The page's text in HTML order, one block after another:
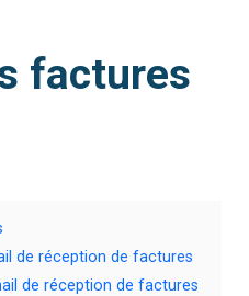
factures
de réception de factures
de réception de factures